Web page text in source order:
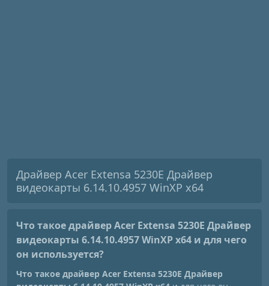
Драйвер Acer Extensa 5230E Драйвер
видеокарты 6.14.10.4957 WinXP x64
Что такое драйвер Acer Extensa 5230E Драйвер
видеокарты 6.14.10.4957 WinXP x64 и для чего
он используется?
Что такое драйвер Acer Extensa 5230E Драйвер